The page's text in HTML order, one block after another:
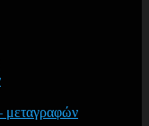
μεταγραφών